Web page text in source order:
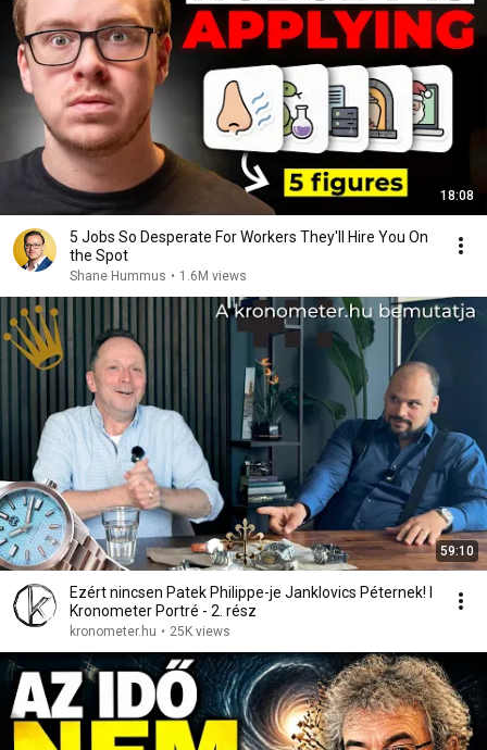
18:08
5 Jobs So Desperate For Workers They'll Hire You On
the Spot
Shane Hummus • 1.6M views
59:10
Ezért nincsen Patek Philippe-je Janklovics Péternek! I
Kronometer Portré - 2. rész
kronometer.hu • 25K views